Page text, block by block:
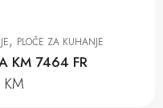
, PLOČE ZA KUHANJE
KM 7464 FR
KM